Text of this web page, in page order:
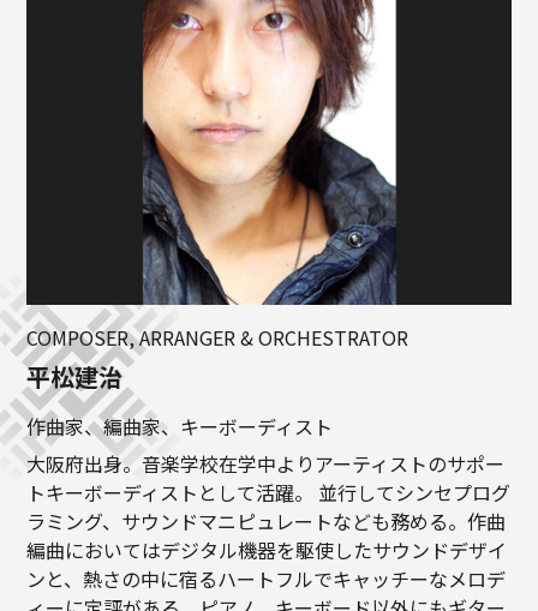
COMPOSER, ARRANGER & ORCHESTRATOR
平松建治
作曲家、編曲家、キーボーディスト
大阪府出身。音楽学校在学中よりアーティストのサポー
トキーボーディストとして活躍。 並行してシンセプログ
ラミング、サウンドマニピュレートなども務める。作曲
編曲においてはデジタル機器を駆使したサウンドデザイ
ンと、熱さの中に宿るハートフルでキャッチーなメロデ